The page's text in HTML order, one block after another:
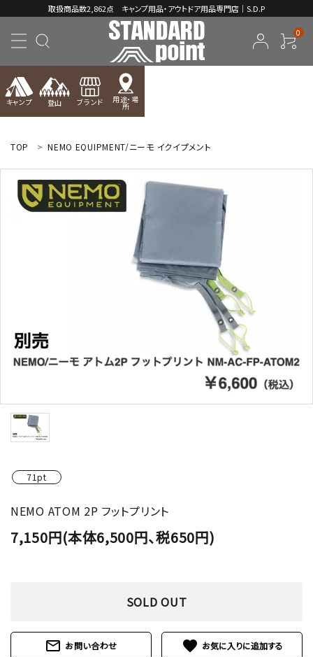
取扱商品数2,862点 キャンプ用品・アウトドア用品専門店｜S.D.P
0
キャンプ 登山 ブランド 用途・場
所
ようこそ ゲスト 様
meeting_room ログイン person 新規会員登録
TOP NEMO EQUIPMENT/ニーモ イクイプメント
71pt
NEMO ATOM 2P フットプリント
7,150円(本体6,500円、税650円)
SOLD OUT
mail_outline お問い合わせ favorite